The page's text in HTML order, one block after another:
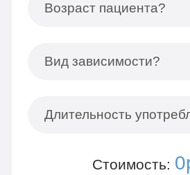
Возраст пациента?
Вид зависимости?
Длительность
Стоимость: